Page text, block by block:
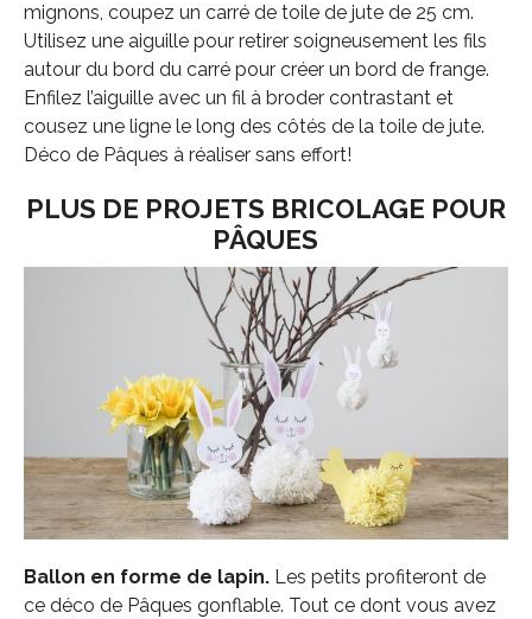
mignons, coupez un carré de toile de jute de 25 cm.
Utilisez une aiguille pour retirer soigneusement les fils
autour du bord du carré pour créer un bord de frange.
Enfilez l’aiguille avec un fil à broder contrastant et
cousez une ligne le long des côtés de la toile de jute.
Déco de Pâques à réaliser sans effort!
PLUS DE PROJETS BRICOLAGE POUR
PÂQUES
Ballon en forme de lapin.Les petits profiteront de
ce déco de Pâques gonflable. Tout ce dont vous avez